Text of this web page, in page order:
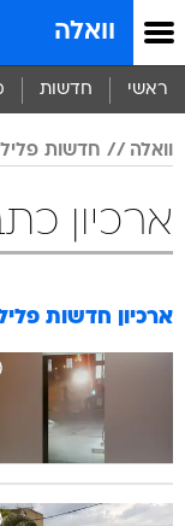
וואלה
ראשי חדשות
וואלה חדשות
ארכיון
ארכיון חדשות